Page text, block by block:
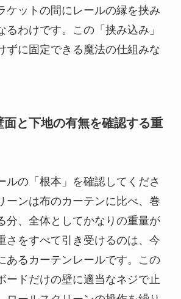
ケットの間にレールの縁を挟み
るわけです。この「挟み込み」
ずに固定できる魔法の仕組みな
面と下地の有無を確認する重
ルの「根本」を確認してくださ
ーンは布のカーテンに比べ、巻
分、全体としてかなりの重量が
さをすべて引き受けるのは、今
あるカーテンレールです。この
ードだけの壁に適当なネジで止